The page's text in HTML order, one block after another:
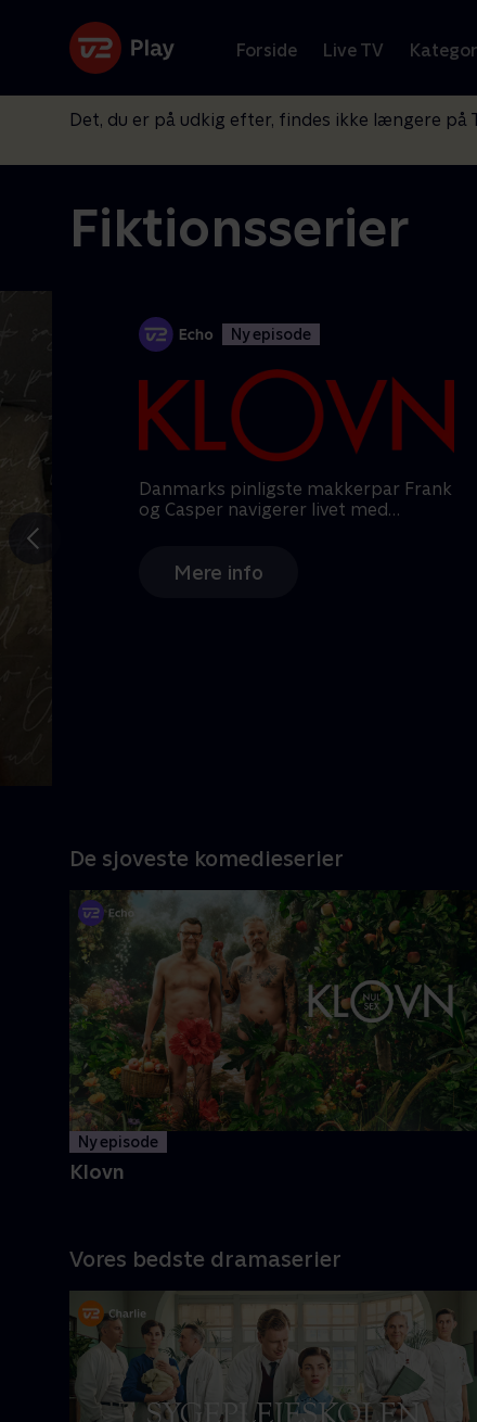
Forside Live TV
Det, du er på udkig efter, findes ikke længere på
Fiktionsserier
Danmarks pinligste makkerpar Frank
og Casper navigerer livet med
tvivlsom succes
Mere info
Gå til slide
De sjoveste komedieserier
Ny episode
Klovn
Vores bedste dramaserier